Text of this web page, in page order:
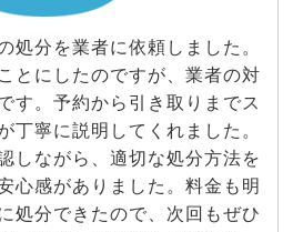
処分を業者に依頼しました。
とにしたのですが、業者の対
す。予約から引き取りまでス
丁寧に説明してくれました。
しながら、適切な処分方法を
心感がありました。料金も明
処分できたので、次回もぜひ